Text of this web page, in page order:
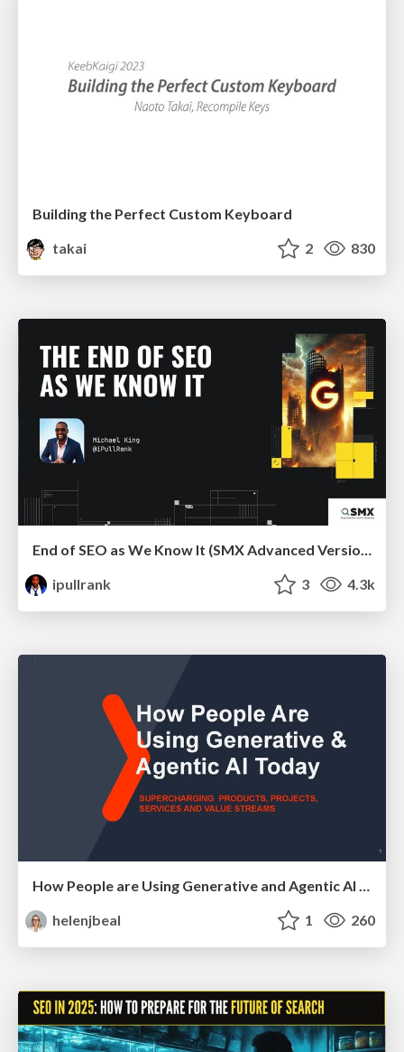
Building the Perfect Custom Keyboard
takai
2 830
End of SEO as We Know It (SMX Advanced Version)
ipullrank
3 4.3k
How People are Using Generative and Agentic AI to Supercharge Their Products, Projects, Services and Value Streams Today
helenjbeal
1 260